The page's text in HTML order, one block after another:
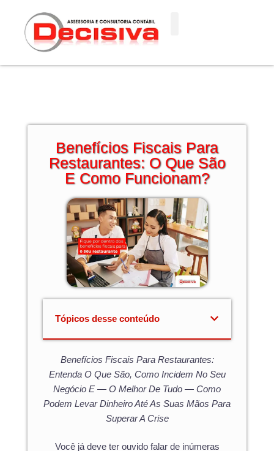
conteúdo
Benefícios Fiscais Para
Restaurantes: O Que São
E Como Funcionam?
Tópicos desse conteúdo
Benefícios Fiscais Para Restaurantes:
Entenda O Que São, Como Incidem No Seu
Negócio E — O Melhor De Tudo — Como
Podem Levar Dinheiro Até As Suas Mãos Para
Superar A Crise
Você já deve ter ouvido falar de inúmeras